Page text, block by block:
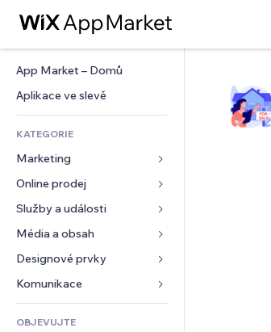
App Market – Domů
Aplikace ve slevě
KATEGORIE
Marketing
Reklamy
Mobilní zařízení
Analytika
Výpisy webu
Online prodej
Aplikace pro obchody
Doprava a doručení
Tlačítka pro prodej
Účetnictví
Služby a události
Ubytování
Události
Restaurace
Nemovitosti
Rezervace
Média a obsah
Galerie
Hudba
Podcasty
Fotografie
Designové prvky
Mapy a navigace
Soukromí a bezpečnost
Hodiny
Formuláře
OBJEVUJTE